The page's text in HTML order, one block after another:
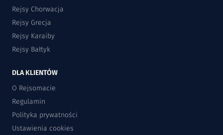
Rejsy Chorwacja
Rejsy Grecja
Rejsy Karaiby
Rejsy Bałtyk
DLA KLIENTÓW
O Rejsomacie
Regulamin
Polityka prywatności
Ustawienia cookies